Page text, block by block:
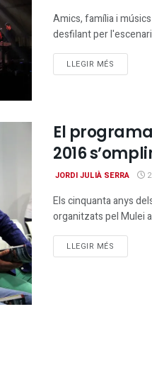
Amics, família i
desfilant per
LLEGIR MÉS
El
2016
JORDI JULIÀ SERRA
Els cinquanta anys
organitzats pel Mulei
LLEGIR MÉS